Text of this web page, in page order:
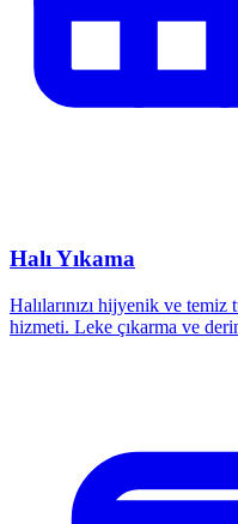
Halı Yıkama
Halılarınızı hijyenik ve
hizmeti. Leke çıkarma ve